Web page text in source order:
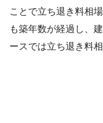
ことで立ち退き料相
も築年数が経過し、
ースでは立ち退き料